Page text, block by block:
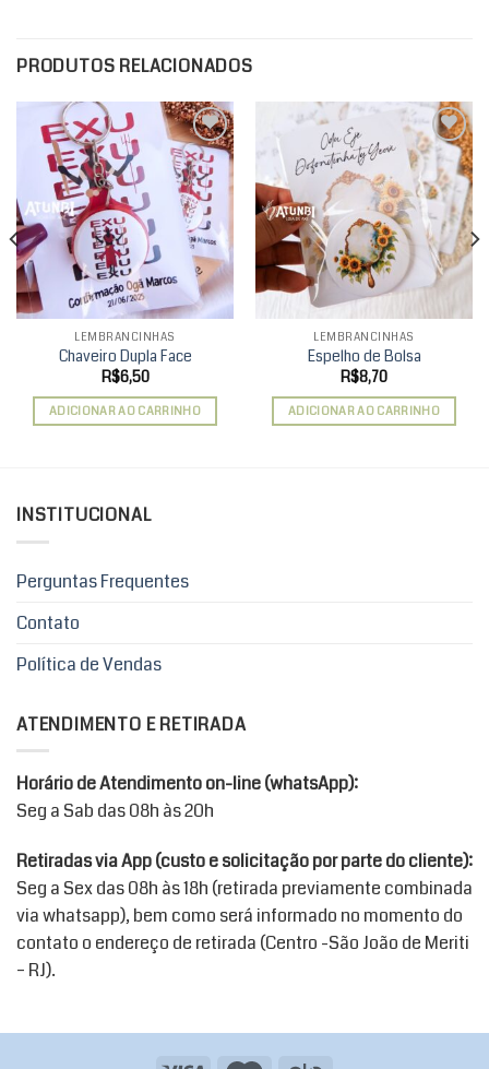
PRODUTOS RELACIONADOS
Add to
wishlist
LEMBRANCINHAS
Chaveiro Dupla Face
R$6,50
ADICIONAR AO CARRINHO
Add to
wishlist
LEMBRANCINHAS
Espelho de Bolsa
R$8,70
ADICIONAR AO CARRINHO
INSTITUCIONAL
Perguntas Frequentes
Contato
Política de Vendas
ATENDIMENTO E RETIRADA
Horário de Atendimento on-line (whatsApp):
Seg a Sab das 08h às 20h
Retiradas via App (custo e solicitação por parte do cliente):
Seg a Sex das 08h às 18h (retirada previamente combinada
via whatsapp), bem como será informado no momento do
contato o endereço de retirada (Centro -São João de Meriti
– RJ).